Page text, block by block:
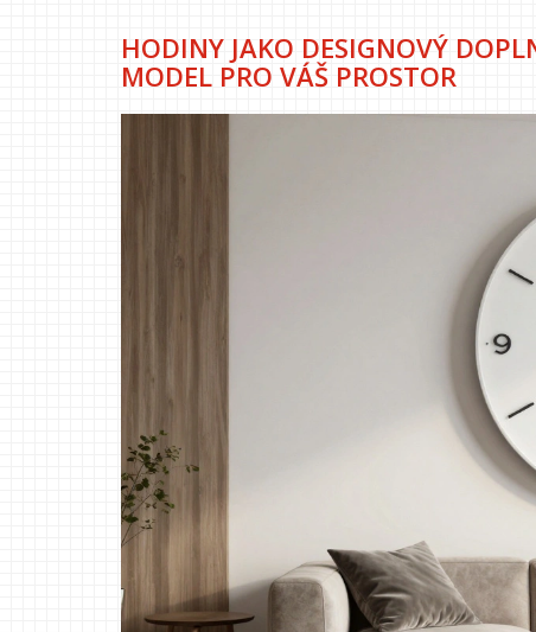
HODINY JAKO DESIGNOVÝ
MODEL PRO VÁŠ PROSTOR